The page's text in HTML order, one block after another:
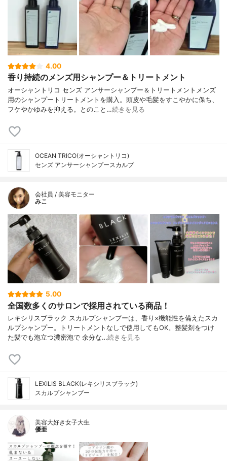
4.00
香り持続のメンズ用シャンプー＆トリートメント
オーシャントリコ センズ アンサーシャンプー＆トリートメントメンズ
用のシャンプートリートメントを購入。頭皮や毛髪をすこやかに保ち、
フケやかゆみを抑える。とのこと…続きを見る
OCEAN TRICO(オーシャントリコ)
センズ アンサーシャンプースカルプ
会社員 / 美容モニター
みこ
5.00
全国数多くのサロンで採用されている商品！
レキシリスブラック スカルプシャンプーは、香り×機能性を備えたスカ
ルプシャンプー。トリートメントなしで使用してもOK。整髪剤をつけ
た髪でも泡立つ濃密泡で 余分な…続きを見る
LEXILIS BLACK(レキシリスブラック)
スカルプシャンプー
美容大好き女子大生
優亜